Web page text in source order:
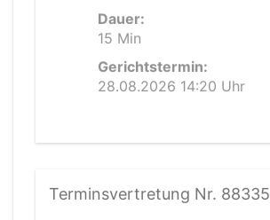
Dauer:
15 Min
Gerichtstermin:
28.08.2026 14:20 Uhr
Terminsvertretung Nr.